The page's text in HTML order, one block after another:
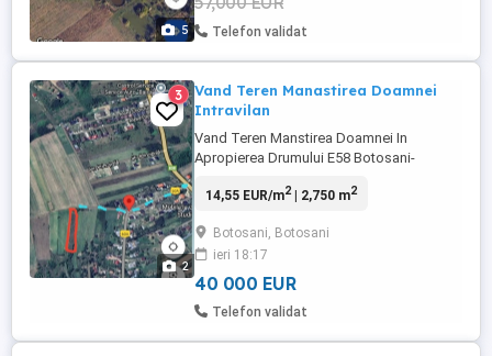
5 Telefon validat
2
3
Vand Teren Manastirea Doamnei
Intravilan
Vand Teren Manstirea Doamnei In
Apropierea Drumului E58 Botosani-
principala -2750 mp intravilan -16 mp
panoramica asupra orasului Pentru mai
multe informatii, astept mesaj
14,55 EUR/m2| 2,750 m2
Botosani, Botosani
ieri 18:17
40 000 EUR
Telefon validat